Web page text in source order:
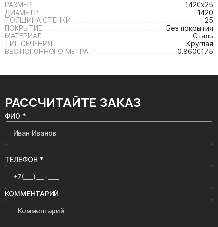
РАЗМЕР
1420х25
ДИАМЕТР
1420
ТОЛЩИНА СТЕНКИ
25
ПОКРЫТИЕ
Без покрытия
МАТЕРИАЛ
Сталь
ТИП СЕЧЕНИЯ
Круглая
ВЕС ПОГОННОГО МЕТРА. Т
0.8600175
РАССЧИТАЙТЕ ЗАКАЗ
ФИО *
ТЕЛЕФОН *
КОММЕНТАРИЙ